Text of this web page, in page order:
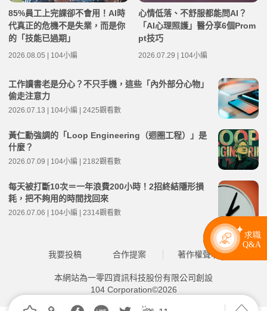
85%員工上完課卻不會用！AI時
代真正的危機不是失業，而是你
的「技能已過期」
2026.08.05 | 104小編
心情低落、不舒服都能問AI？
「AI心理照護」醫分享6個Prom
pt技巧
2026.07.29 | 104小編
工作讀書老是分心？不只手機，這些「內外部分心物」
偷走注意力
2026.07.13 | 104小編 | 2425觀看數
黃仁勳強調的「Loop Engineering（迴圈工程）」是
什麼？
2026.07.09 | 104小編 | 2182觀看數
每天被打斷10次＝一年浪費200小時！2招終結隱形損
耗，把不夠用的時間找回來
2026.07.06 | 104小編 | 2314觀看數
我要投稿 合作提案 著作權聲明
本網站為一零四資訊科技股份有限公司創設
104 Corporation©2026